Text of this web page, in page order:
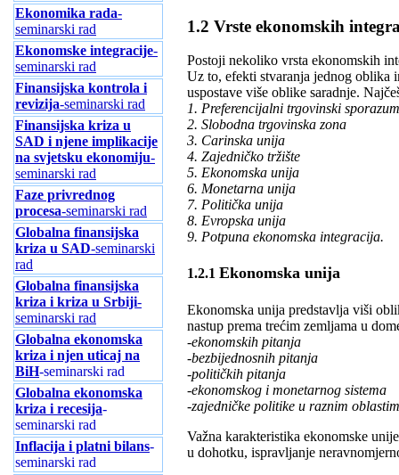
Ekonomika rada-
seminarski rad
Ekonomske integracije-
seminarski rad
Finansijska kontrola i
revizija-seminarski rad
Finansijska kriza u
SAD i njene implikacije
na svjetsku ekonomiju-
seminarski rad
Faze privrednog
procesa-seminarski rad
Globalna finansijska
kriza u SAD-seminarski
rad
Globalna finansijska
kriza i kriza u Srbiji-
seminarski rad
Globalna ekonomska
kriza i njen uticaj na
BiH-seminarski rad
Globalna ekonomska
kriza i recesija-
seminarski rad
Inflacija i platni bilans-
seminarski rad
1.2 Vrste ekonomskih
Postoji nekoliko vrsta ekonomskih
Uz to, efekti stvaranja jednog oblika
uspostave više oblike saradnje.
1. Preferencijalni trgovinski sporazum
2. Slobodna trgovinska zona
3. Carinska unija
4. Zajedničko tržište
5. Ekonomska unija
6. Monetarna unija
7. Politička unija
8. Evropska unija
9. Potpuna ekonomska integracija.
1.2.1 Ekonomska unija
Ekonomska unija predstavlja viši
nastup prema trećim zemljama u
-ekonomskih pitanja
-bezbijednosnih pitanja
-političkih pitanja
-ekonomskog i monetarnog sistema
-zajedničke politike u raznim
Važna karakteristika ekonomske
u dohotku, ispravljanje